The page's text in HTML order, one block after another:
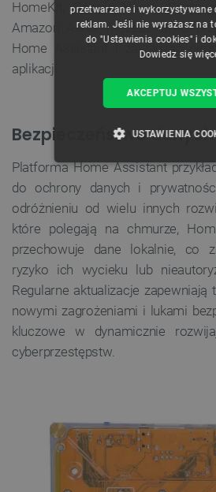
HomeKit, Google Home,
Amazon Alexa, możesz łatwo
Home Assistant i zarządzać
aplikacji.
Bezpieczeństwo danych
Platforma Home Assistant
do ochrony danych i
odróżnieniu od wielu innych
które polegają na chmurze,
przechowuje dane lokalnie, co
ryzyko ich wycieku lub
Regularne aktualizacje zapewniają
nowymi zagrożeniami i lukami
kluczowe w dynamicznie
cyberprzestępstw.
przetwarzane i wykorzystywane
reklam. Jeśli nie wyrażasz na
do "Ustawienia cookies" i
Dowiedz się
AKCEPTUJ
USTAWIENIA
NIEZBĘDNE
TARGETOWANIE
FUNKCJONALNOŚĆ
Niezbędne Wydajność
Funkcjonalność
Nazwa
PrestaShop-